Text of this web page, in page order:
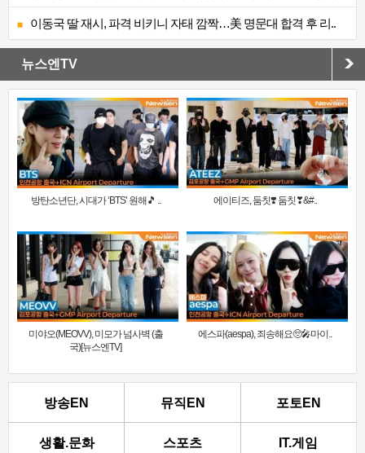
이동국 딸 재시, 파격 비키니 자태 깜짝…美 명문대 합격 후 리..
뉴스엔TV
방탄소년단, 시대가 ‘BTS’ 원해🎵 .. 에이티즈, 둠칫❣️ 둠칫❣&#..
미야오(MEOVV), 미모가 넘사벽 (출
국)[뉴스엔TV]
에스파(aespa), 죄송해요🥺🎤마이..
방송EN 뮤직EN 포토EN
생활.문화 스포츠 IT.게임